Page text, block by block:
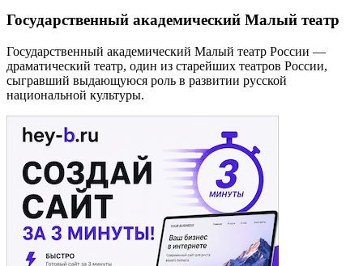
Государственный академический Малый театр
Государственный академический Малый театр России —
драматический театр, один из старейших театров России,
сыгравший выдающуюся роль в развитии русской
национальной культуры.